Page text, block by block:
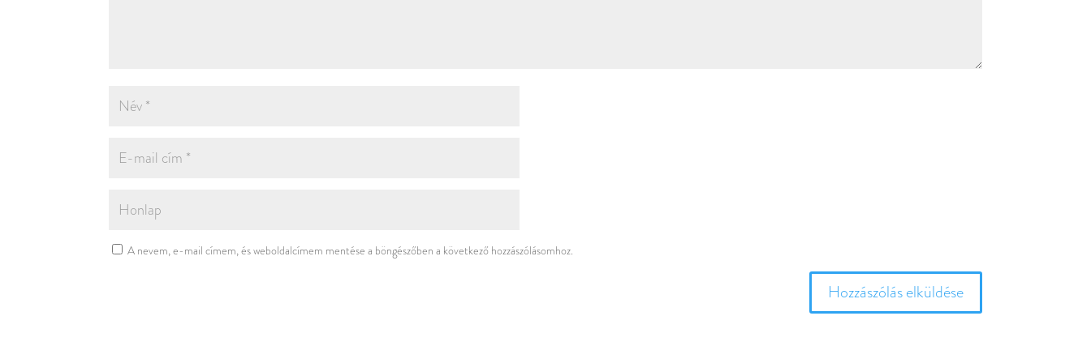
A nevem, e-mail címem, és weboldalcímem mentése a böngészőben a következő hozzászólásomhoz.